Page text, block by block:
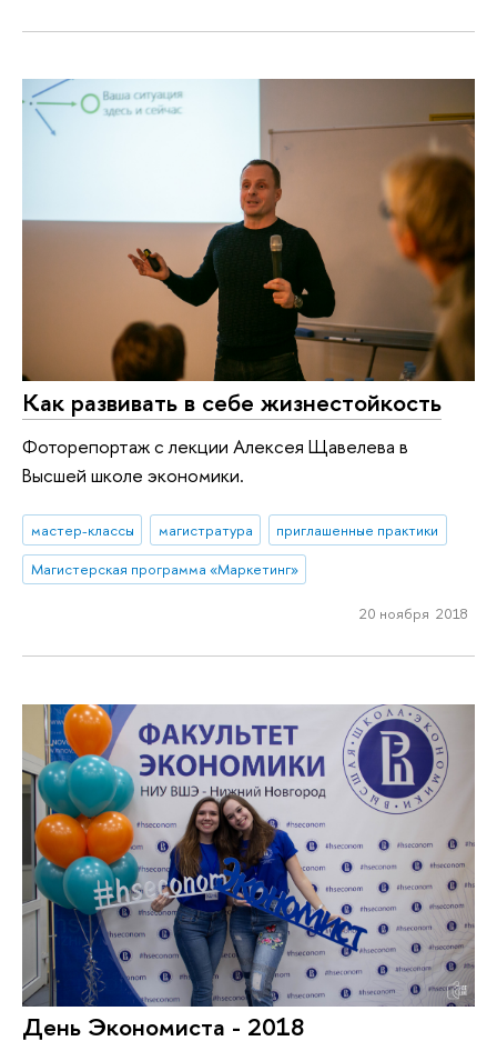
Как развивать в себе жизнестойкость
Фоторепортаж с лекции Алексея Щавелева в
Высшей школе экономики.
мастер-классы магистратура
приглашенные практики
Магистерская программа «Маркетинг»
20 ноября 2018
День Экономиста - 2018